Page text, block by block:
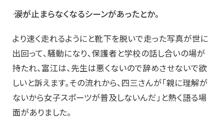
―― 涙が止まらなくなるシーンがあったとか。
より速く走れるようにと靴下を脱いで走った写真が世に
出回って、騒動になり、保護者と学校の話し合いの場が
持たれ、富江は、先生は悪くないので辞めさせないで欲
しいと訴えます。その流れから、四三さんが「親に理解が
ないから女子スポーツが普及しないんだ」と熱く語る場
面がありました。